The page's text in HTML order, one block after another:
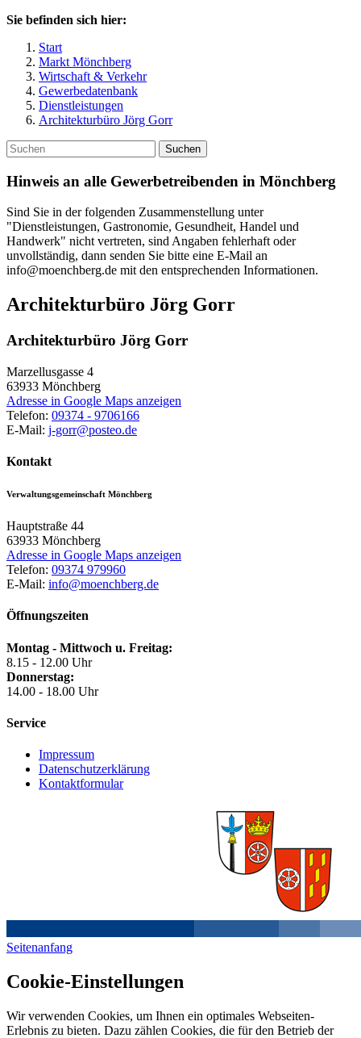
Sie befinden sich hier:
Start
Markt Mönchberg
Wirtschaft & Verkehr
Gewerbedatenbank
Dienstleistungen
Architekturbüro Jörg Gorr
Suchen
Hinweis an alle Gewerbetreibenden in Mönchberg
Sind Sie in der folgenden Zusammenstellung unter
"Dienstleistungen, Gastronomie, Gesundheit, Handel und
Handwerk" nicht vertreten, sind Angaben fehlerhaft oder
unvollständig, dann senden Sie bitte eine E-Mail an
info@moenchberg.de mit den entsprechenden Informationen.
Architekturbüro Jörg Gorr
Architekturbüro Jörg Gorr
Marzellusgasse 4
63933 Mönchberg
Adresse in Google Maps anzeigen
Telefon: 09374 - 9706166
E-Mail: j-gorr@posteo.de
Kontakt
Verwaltungsgemeinschaft Mönchberg
Hauptstraße 44
63933 Mönchberg
Adresse in Google Maps anzeigen
Telefon: 09374 979960
E-Mail: info@moenchberg.de
Öffnungszeiten
Montag - Mittwoch u. Freitag:
8.15 - 12.00 Uhr
Donnerstag:
14.00 - 18.00 Uhr
Service
Impressum
Datenschutzerklärung
Kontaktformular
Seitenanfang
Cookie-Einstellungen
Wir verwenden Cookies, um Ihnen ein optimales Webseiten-
Erlebnis zu bieten. Dazu zählen Cookies, die für den Betrieb der